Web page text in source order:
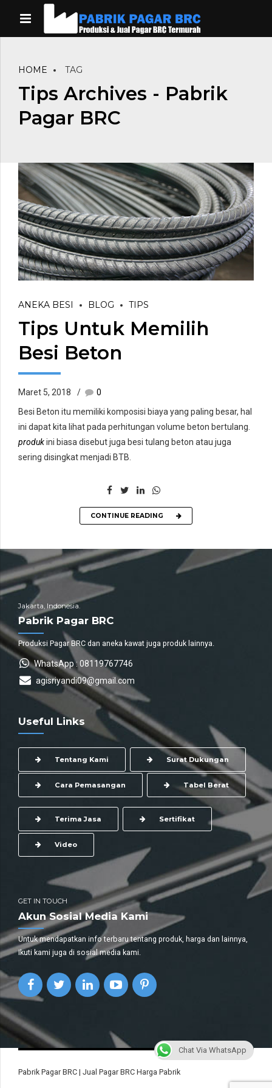
HOME TAG
Tips Archives - Pabrik
Pagar BRC
ANEKA BESI BLOG TIPS
Tips Untuk Memilih
Besi Beton
Maret 5, 2018
0
Besi Beton itu memiliki komposisi biaya yang paling besar, hal
ini dapat kita lihat pada perhitungan volume beton bertulang.
produkini biasa disebut juga besi tulang beton atau juga
sering disingkat menjadi BTB.
CONTINUE READING
Jakarta, Indonesia.
Pabrik Pagar BRC
Produksi Pagar BRC dan aneka kawat juga produk lainnya.
WhatsApp : 08119767746
agisriyandi09@gmail.com
Useful Links
Tentang Kami Surat Dukungan
Cara Pemasangan Tabel Berat
Terima Jasa Sertifikat
Video
GET IN TOUCH
Akun Sosial Media Kami
Untuk mendapatkan info terbaru tentang produk, harga dan lainnya,
Ikuti kami juga di sosial media kami.
Pabrik Pagar BRC | Jual Pagar BRC Harga Pabrik
Chat Via WhatsApp